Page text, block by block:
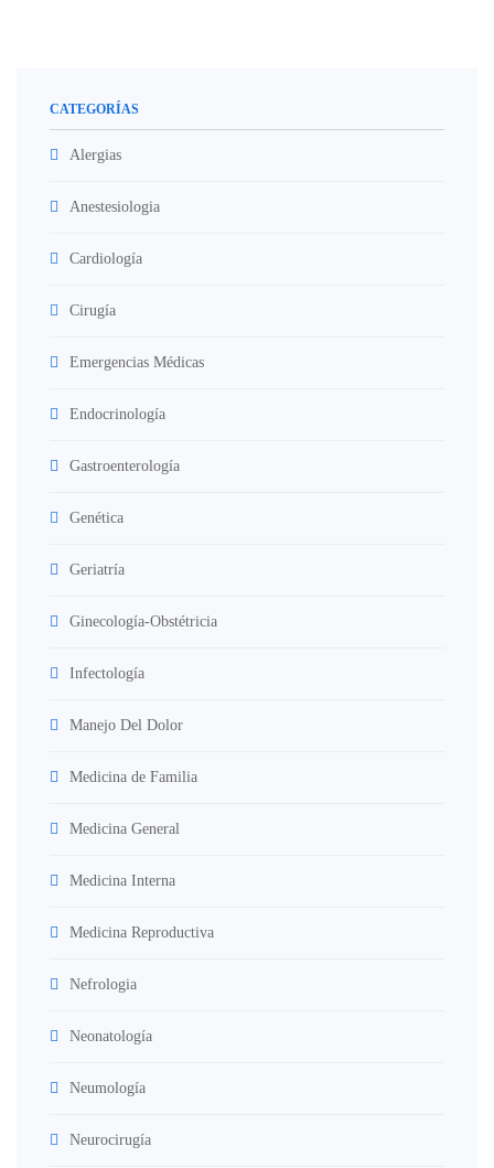
CATEGORÍAS
Alergias
Anestesiologia
Cardiología
Cirugía
Emergencias Médicas
Endocrinología
Gastroenterología
Genética
Geriatría
Ginecología-Obstétricia
Infectología
Manejo Del Dolor
Medicina de Familia
Medicina General
Medicina Interna
Medicina Reproductiva
Nefrologia
Neonatología
Neumología
Neurocirugía